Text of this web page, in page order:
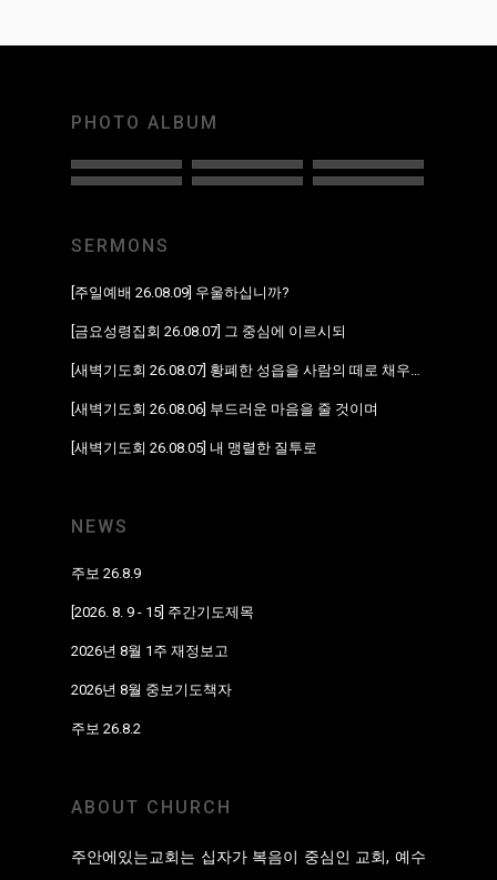
PHOTO ALBUM
SERMONS
[주일예배 26.08.09] 우울하십니까?
[금요성령집회 26.08.07] 그 중심에 이르시되
[새벽기도회 26.08.06] 부드러운 마음을 줄 것이며
[새벽기도회 26.08.05] 내 맹렬한 질투로
NEWS
주보 26.8.9
[2026. 8. 9 - 15] 주간기도제목
2026년 8월 1주 재정보고
2026년 8월 중보기도책자
주보 26.8.2
ABOUT CHURCH
주안에있는교회는 십자가 복음이 중심인 교회, 예수